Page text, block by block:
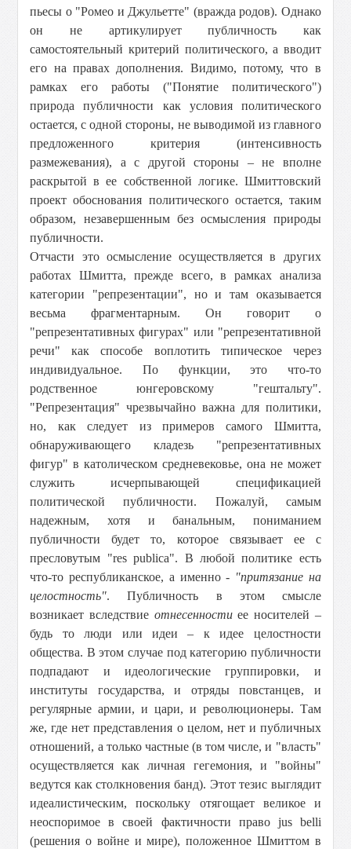
пьесы о "Ромео и Джульетте" (вражда родов). Однако
он не артикулирует публичность как
самостоятельный критерий политического, а вводит
его на правах дополнения. Видимо, потому, что в
рамках его работы ("Понятие политического")
природа публичности как условия политического
остается, с одной стороны, не выводимой из главного
предложенного критерия (интенсивность
размежевания), а с другой стороны – не вполне
раскрытой в ее собственной логике. Шмиттовский
проект обоснования политического остается, таким
образом, незавершенным без осмысления природы
публичности.
Отчасти это осмысление осуществляется в других
работах Шмитта, прежде всего, в рамках анализа
категории "репрезентации", но и там оказывается
весьма фрагментарным. Он говорит о
"репрезентативных фигурах" или "репрезентативной
речи" как способе воплотить типическое через
индивидуальное. По функции, это что-то
родственное юнгеровскому "гештальту".
"Репрезентация" чрезвычайно важна для политики,
но, как следует из примеров самого Шмитта,
обнаруживающего кладезь "репрезентативных
фигур" в католическом средневековье, она не может
служить исчерпывающей спецификацией
политической публичности. Пожалуй, самым
надежным, хотя и банальным, пониманием
публичности будет то, которое связывает ее с
пресловутым "res publica". В любой политике есть
что-то республиканское, а именно - "притязание на
целостность". Публичность в этом смысле
возникает вследствие отнесенностиее носителей –
будь то люди или идеи – к идее целостности
общества. В этом случае под категорию публичности
подпадают и идеологические группировки, и
институты государства, и отряды повстанцев, и
регулярные армии, и цари, и революционеры. Там
же, где нет представления о целом, нет и публичных
отношений, а только частные (в том числе, и "власть"
осуществляется как личная гегемония, и "войны"
ведутся как столкновения банд). Этот тезис выглядит
идеалистическим, поскольку отягощает великое и
неоспоримое в своей фактичности право jus belli
(решения о войне и мире), положенное Шмиттом в